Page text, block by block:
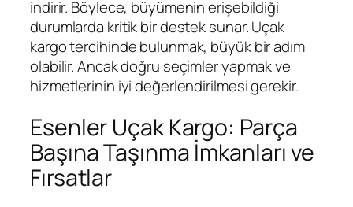
indirir. Böylece, büyümenin erişebildiği
durumlarda kritik bir destek sunar. Uçak
kargo tercihinde bulunmak, büyük bir adım
olabilir. Ancak doğru seçimler yapmak ve
hizmetlerinin iyi değerlendirilmesi gerekir.
Esenler Uçak Kargo: Parça
Başına Taşınma İmkanları ve
Fırsatlar